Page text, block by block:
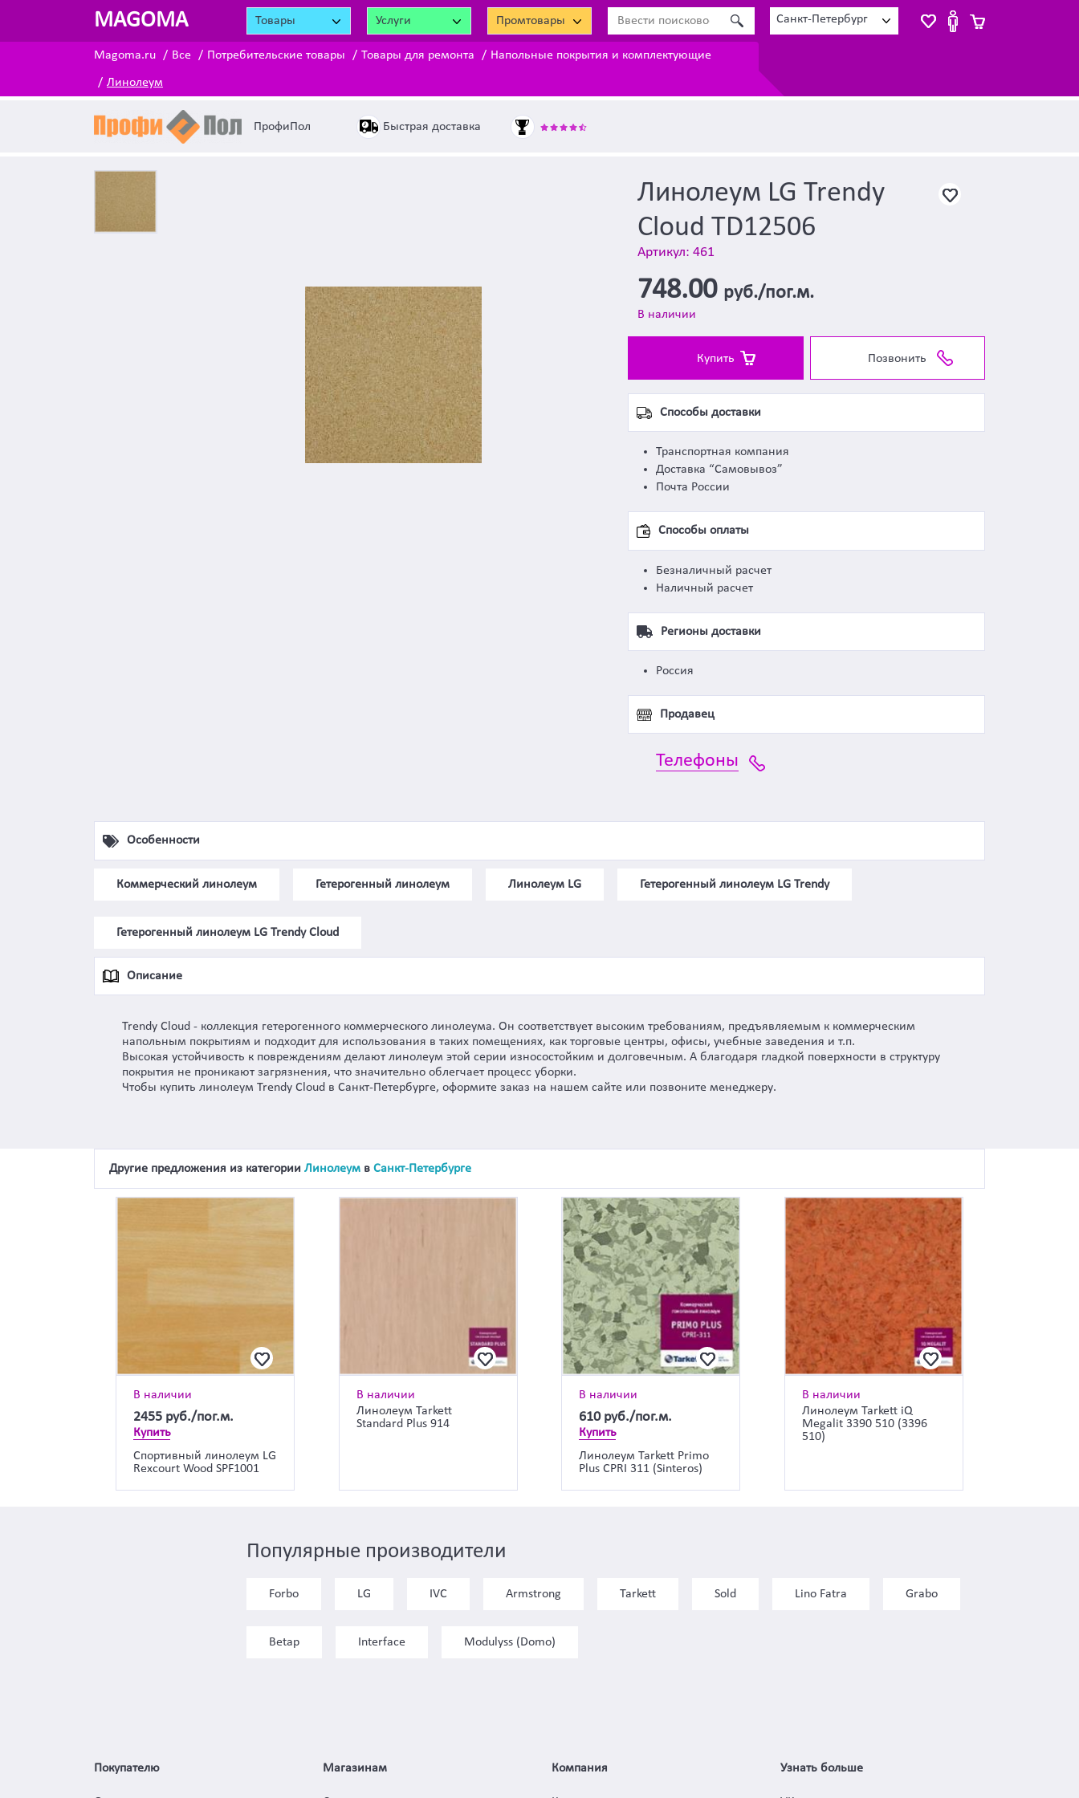
MAGOMA Товары Услуги Промтовары Санкт-Петербург
Magoma.ru Все Потребительские товары Товары для ремонта Напольные покрытия и комплектующие
Линолеум
ПрофиПол Быстрая доставка
Линолеум LG Trendy
Cloud TD12506
Артикул: 461
748.00 руб./пог.м.
В наличии
Купить Позвонить
Способы доставки
Транспортная компания
Доставка “Самовывоз”
Почта России
Способы оплаты
Безналичный расчет
Наличный расчет
Регионы доставки
Россия
Продавец
Телефоны
Особенности
Коммерческий линолеум Гетерогенный линолеум Линолеум LG Гетерогенный линолеум LG Trendy
Гетерогенный линолеум LG Trendy Cloud
Описание
Trendy Cloud - коллекция гетерогенного коммерческого линолеума. Он соответствует высоким требованиям, предъявляемым к коммерческим
напольным покрытиям и подходит для использования в таких помещениях, как торговые центры, офисы, учебные заведения и т.п.
Высокая устойчивость к повреждениям делают линолеум этой серии износостойким и долговечным. А благодаря гладкой поверхности в структуру
покрытия не проникают загрязнения, что значительно облегчает процесс уборки.
Чтобы купить линолеум Trendy Cloud в Санкт-Петербурге, оформите заказ на нашем сайте или позвоните менеджеру.
Другие предложения из категории Линолеум в Санкт-Петербурге
В наличии
2455 руб./пог.м.
Купить
Спортивный линолеум LG
Rexcourt Wood SPF1001
В наличии
Линолеум Tarkett
Standard Plus 914
В наличии
610 руб./пог.м.
Купить
Линолеум Tarkett Primo
Plus CPRI 311 (Sinteros)
В наличии
Линолеум Tarkett iQ
Megalit 3390 510 (3396
510)
Популярные производители
Forbo LG IVC Armstrong Tarkett Sold Lino Fatra Grabo
Betap Interface Modulyss (Domo)
Покупателю Магазинам Компания Узнать больше